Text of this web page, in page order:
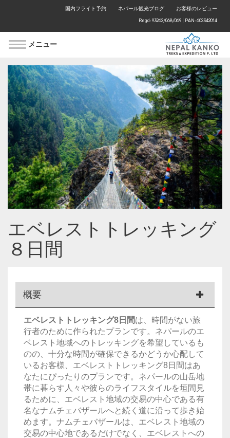
国内フライト予約 ネパール観光ブログ お客様のレビュー
Regd: 93262/068/069 | PAN: 602342014
メニュー
エベレストトレッキング
８日間
概要
エベレストトレッキング8日間は、時間がない旅
行者のために作られたプランです。ネパールのエ
ベレスト地域へのトレッキングを希望しているも
のの、十分な時間が確保できるかどうか心配して
いるお客様、エベレストトレッキング8日間はあ
なたにぴったりのプランです。ネパールの山岳地
帯に暮らす人々や彼らのライフスタイルを垣間見
るために、エベレスト地域の交易の中心である有
名なナムチェバザールへと続く道に沿って歩き始
めます。ナムチェバザールは、エベレスト地域の
交易の中心地であるだけでなく、エベレストへの